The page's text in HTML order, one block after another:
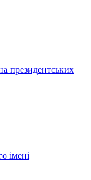
президентських
імені